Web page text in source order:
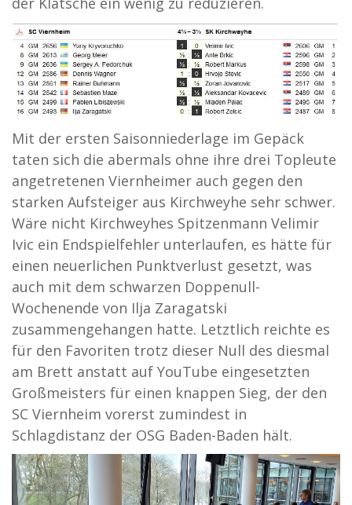
Mit der ersten Saisonniederlage im Gepäck
taten sich die abermals ohne ihre drei Topleute
angetretenen Viernheimer auch gegen den
starken Aufsteiger aus Kirchweyhe sehr schwer.
Wäre nicht Kirchweyhes Spitzenmann Velimir
Ivic ein Endspielfehler unterlaufen, es hätte für
einen neuerlichen Punktverlust gesetzt, was
auch mit dem schwarzen Doppenull-
Wochenende von Ilja Zaragatski
zusammengehangen hatte. Letztlich reichte es
für den Favoriten trotz dieser Null des diesmal
am Brett anstatt auf YouTube eingesetzten
Großmeisters für einen knappen Sieg, der den
SC Viernheim vorerst zumindest in
Schlagdistanz der OSG Baden-Baden hält.